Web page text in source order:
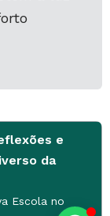
e
da
Escola no